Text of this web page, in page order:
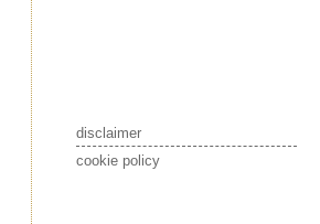
disclaimer
cookie policy